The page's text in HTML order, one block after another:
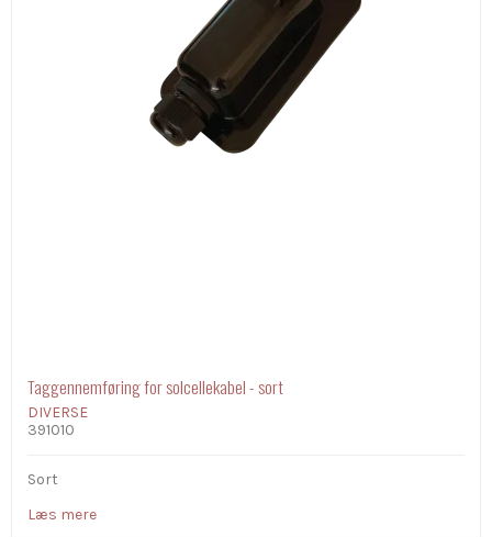
Taggennemføring for solcellekabel - sort
DIVERSE
391010
Sort
Læs mere